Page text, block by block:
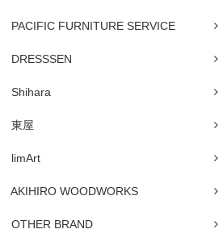
PACIFIC FURNITURE SERVICE
DRESSSEN
Shihara
東屋
limArt
AKIHIRO WOODWORKS
OTHER BRAND